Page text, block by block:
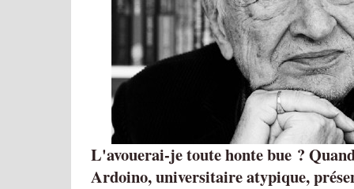
L'avouerai-je toute honte bue ?
Ardoino, universitaire atypique,